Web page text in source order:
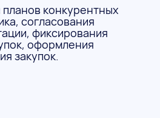
конкурентных
согласования
фиксирования
оформления
закупок.